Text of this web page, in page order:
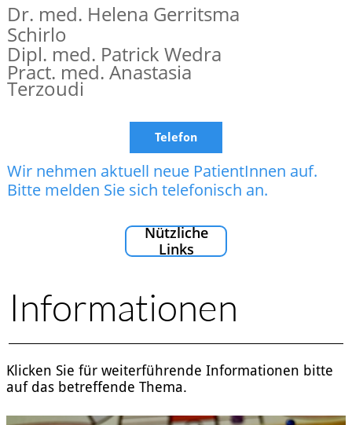
​Dr. med. Helena Gerritsma
Schirlo
Dipl. med. Patrick Wedra
​Pract. med. Anastasia
Terzoudi
Telefon
Wir nehmen aktuell neue PatientInnen auf.
Bitte melden Sie sich telefonisch an.
Nützliche
Links​
Informationen​​
Klicken Sie für weiterführende Informationen bitte
auf das betreffende Thema.